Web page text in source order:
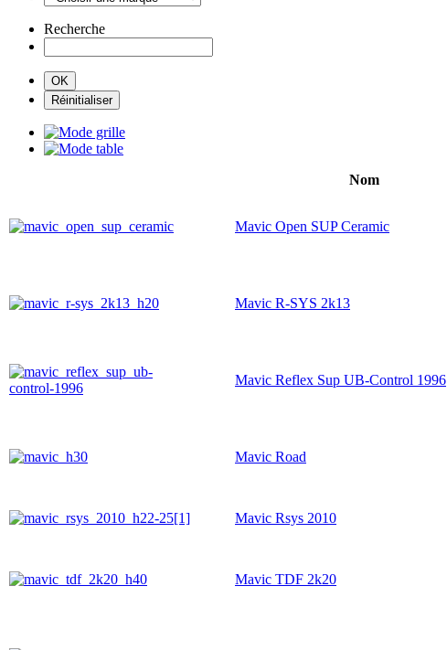
Recherche
Nom
Mavic Open SUP Ceramic
Mavic R-SYS 2k13
Mavic Reflex Sup UB-Control 1996
Mavic Road
Mavic Rsys 2010
Mavic TDF 2k20